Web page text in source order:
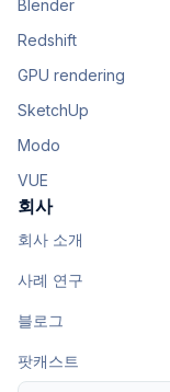
Blender
Redshift
GPU rendering
SketchUp
Modo
VUE
회사
회사 소개
사례 연구
블로그
팟캐스트